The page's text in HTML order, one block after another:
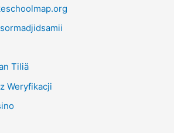
Tiliä
Weryfikacji